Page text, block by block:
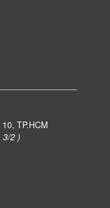
TP.HCM
3/2 )